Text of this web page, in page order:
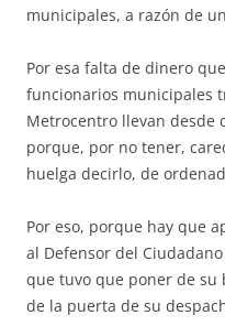
municipales, a razón de
Por esa falta de dinero
funcionarios municipales
Metrocentro llevan desde
porque, por no tener,
huelga decirlo, de
Por eso, porque hay que
al Defensor del
que tuvo que poner de
de la puerta de su